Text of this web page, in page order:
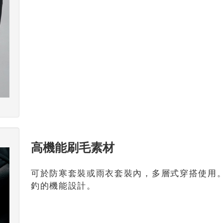
高機能刷毛素材
可於防寒套裝或雨衣套裝內，多層式穿搭使用
釣的機能設計。